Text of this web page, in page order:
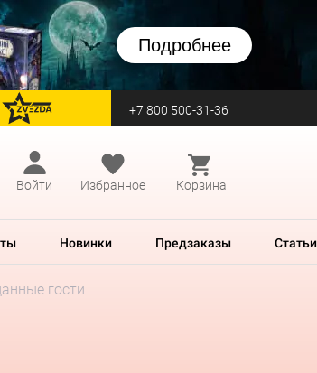
Подробнее
перейти на Zvezda +7 800 500-31-36
Войти
Избранное Корзина
Новинки Предзаказы Статьи
гости